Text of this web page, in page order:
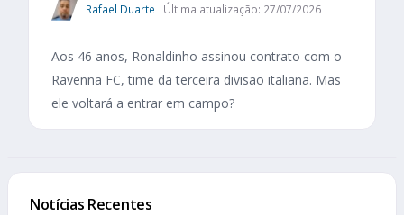
Rafael Duarte Última atualização: 27/07/2026
Aos 46 anos, Ronaldinho assinou contrato com o
Ravenna FC, time da terceira divisão italiana. Mas
ele voltará a entrar em campo?
Notícias Recentes